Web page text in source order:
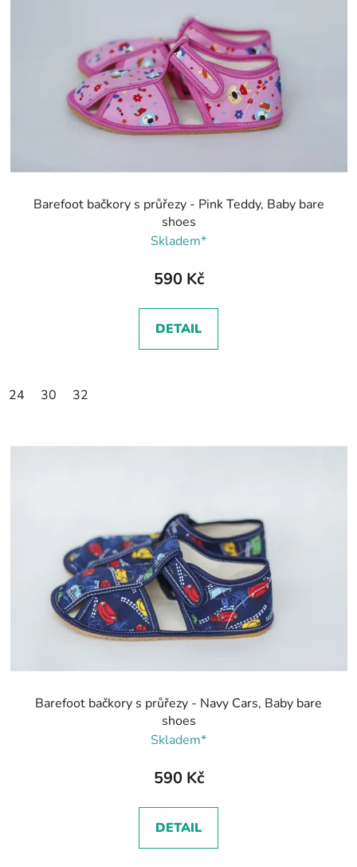
Barefoot bačkory s průřezy - Pink Teddy, Baby bare
shoes
Skladem*
590 Kč
DETAIL
24 30 32
Barefoot bačkory s průřezy - Navy Cars, Baby bare
shoes
Skladem*
590 Kč
DETAIL